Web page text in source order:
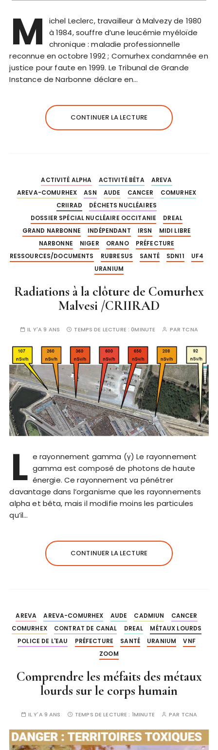
M
ichel Leclerc, travailleur à Malvezy de 1980
à 1984, souffre d’une leucémie myéloïde
chronique : maladie professionnelle
reconnue en octobre 1992 ; Comurhex condamnée en
justice pour faute en 1999. Le Tribunal de Grande
Instance de Narbonne déclare en…
CONTINUER LA LECTURE
ACTIVITÉ ALPHA ACTIVITÉ BÉTA
AREVA
AREVA-COMURHEX
ASN AUDE CANCER
COMURHEX
CRIIRAD
DÉCHETS NUCLÉAIRES
DOSSIER SPÉCIAL NUCLÉAIRE OCCITANIE
DREAL
GRAND NARBONNE
INDÉPENDANT IRSN
MIDI LIBRE
NARBONNE
NIGER ORANO
PRÉFECTURE
RESSOURCES/DOCUMENTS
RUBRESUS SANTÉ SDN11
UF4
URANIUM
Radiations à la clôture de Comurhex
Malvesi /CRIIRAD
IL Y'A 9 ANS TEMPS DE LECTURE : 0MINUTE PAR TCNA
L e rayonnement gamma (γ) Le rayonnement
gamma est composé de photons de haute
énergie. Ce rayonnement va pénétrer
davantage dans l’organisme que les rayonnements
alpha et bêta, mais il modifie moins les particules
qu’il…
CONTINUER LA LECTURE
AREVA AREVA-COMURHEX AUDE CADMIUN
CANCER
COMURHEX
CONTRAT DE CANAL DREAL
MÉTAUX LOURDS
POLICE DE L'EAU
PRÉFECTURE SANTÉ URANIUM
VNF
ZOOM
Comprendre les méfaits des métaux
lourds sur le corps humain
IL Y'A 9 ANS TEMPS DE LECTURE : 1MINUTE PAR TCNA